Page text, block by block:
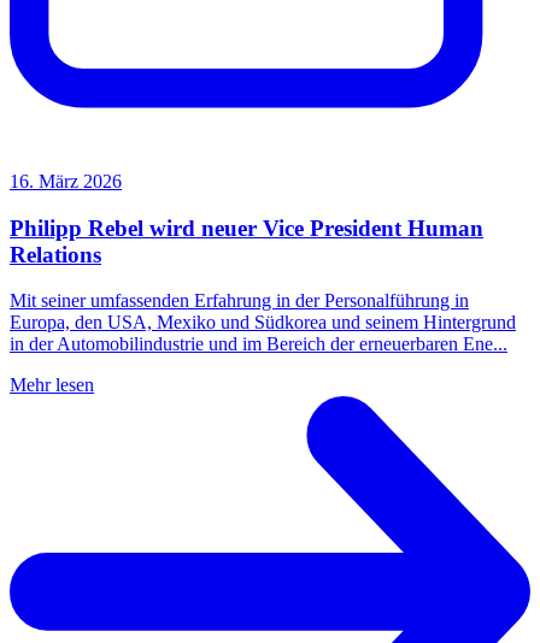
16. März 2026
Philipp Rebel wird neuer Vice President Human
Relations
Mit seiner umfassenden Erfahrung in der Personalführung in
Europa, den USA, Mexiko und Südkorea und seinem Hintergrund
in der Automobilindustrie und im Bereich der erneuerbaren Ene...
Mehr lesen